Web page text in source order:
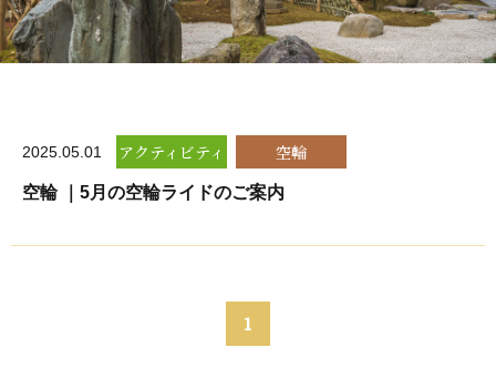
2025.05.01 アクティビティ 空輪
空輪 ｜5月の空輪ライドのご案内
1